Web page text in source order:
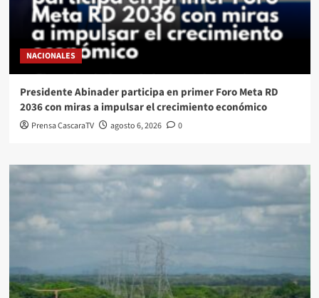
NACIONALES
Presidente Abinader participa en primer Foro Meta RD
2036 con miras a impulsar el crecimiento económico
Prensa CascaraTV agosto 6, 2026 0